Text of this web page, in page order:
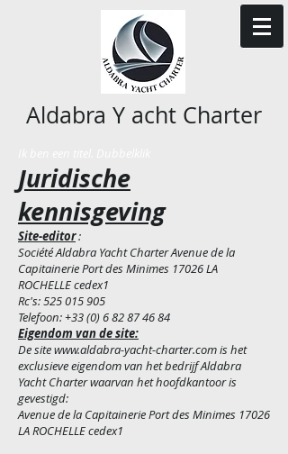
Aldabra Y acht Charter
Juridische
kennisgeving
Site-editor:
Société Aldabra Yacht Charter Avenue de la
Capitainerie Port des Minimes 17026 LA
ROCHELLE cedex1
Rc's:525 015 905
Telefoon:+33 (0) 6 82 87 46 84
Eigendom van de site:
De sitewww.aldabra-yacht-charter.comis het
exclusieve eigendom van het bedrijf Aldabra
Yacht Charter waarvan het hoofdkantoor is
gevestigd:
Avenue de la Capitainerie Port des Minimes 17026
LA ROCHELLE cedex1